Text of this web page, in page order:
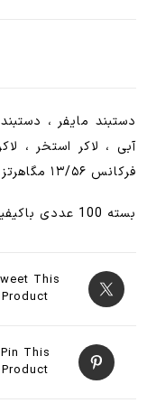
آبی ، لاکر استخر ،
فرکانس ۱۳/۵۶ مگاهرتز
بسته 100 عددی باکیفیت درجه یک
This
Product
Pin This
Product